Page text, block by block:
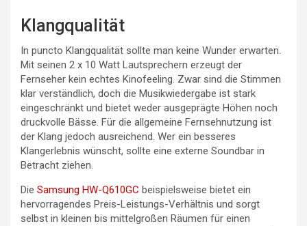
Klangqualität
In puncto Klangqualität sollte man keine Wunder erwarten.
Mit seinen 2 x 10 Watt Lautsprechern erzeugt der
Fernseher kein echtes Kinofeeling. Zwar sind die Stimmen
klar verständlich, doch die Musikwiedergabe ist stark
eingeschränkt und bietet weder ausgeprägte Höhen noch
druckvolle Bässe. Für die allgemeine Fernsehnutzung ist
der Klang jedoch ausreichend. Wer ein besseres
Klangerlebnis wünscht, sollte eine externe Soundbar in
Betracht ziehen.
Die Samsung HW-Q610GC beispielsweise bietet ein
hervorragendes Preis-Leistungs-Verhältnis und sorgt
selbst in kleinen bis mittelgroßen Räumen für einen